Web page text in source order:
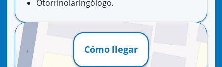
Otorrinolaringólogo.
Cómo llegar